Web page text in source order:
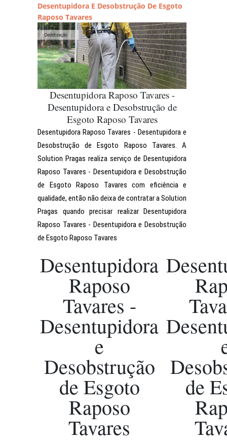
Desentupidora E Desobstrução De Esgoto
Raposo Tavares
Desentupidora Raposo Tavares -
Desentupidora e Desobstrução de
Esgoto Raposo Tavares
Desentupidora Raposo Tavares - Desentupidora e
Desobstrução de Esgoto Raposo Tavares. A
Solution Pragas realiza serviço de Desentupidora
Raposo Tavares - Desentupidora e Desobstrução
de Esgoto Raposo Tavares com eficiência e
qualidade, então não deixa de contratar a Solution
Pragas quando precisar realizar Desentupidora
Raposo Tavares - Desentupidora e Desobstrução
de Esgoto Raposo Tavares
Desentupidora
Raposo
Tavares -
Desentupidora
e
Desobstrução
de Esgoto
Raposo
Tavares
de